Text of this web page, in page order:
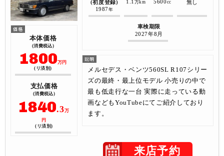
本体価格
(消費税込)
1800万円
(リ済別)
支払価格
(消費税込)
1840.3万
円
(リ済別)
(初度登録)
1987年
1.1 万km 5600 cc 無し
車検期限
2027年8月
メルセデス・ベンツ560SL R107シリー
ズの最終・最上位モデル 小売りの中で
最も低走行な一台 実際に走っている動
画などもYouTubeにてご紹介しており
ます。
来店予約